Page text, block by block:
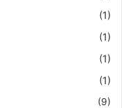
(1)
(1)
(1)
(1)
(9)